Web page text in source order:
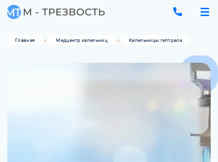
Главная Медцентр капельниц Капельницы гептрала